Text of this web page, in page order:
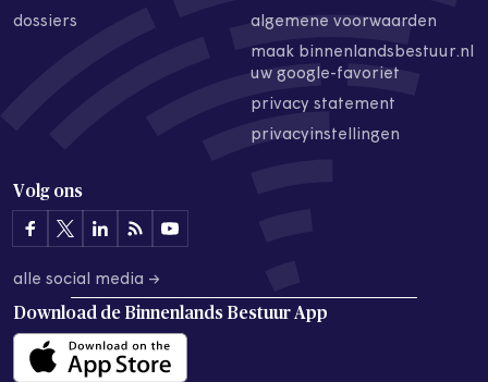
dossiers
algemene voorwaarden
maak binnenlandsbestuur.nl
uw google-favoriet
privacy statement
privacyinstellingen
Volg ons
alle social media →
Download de Binnenlands Bestuur App